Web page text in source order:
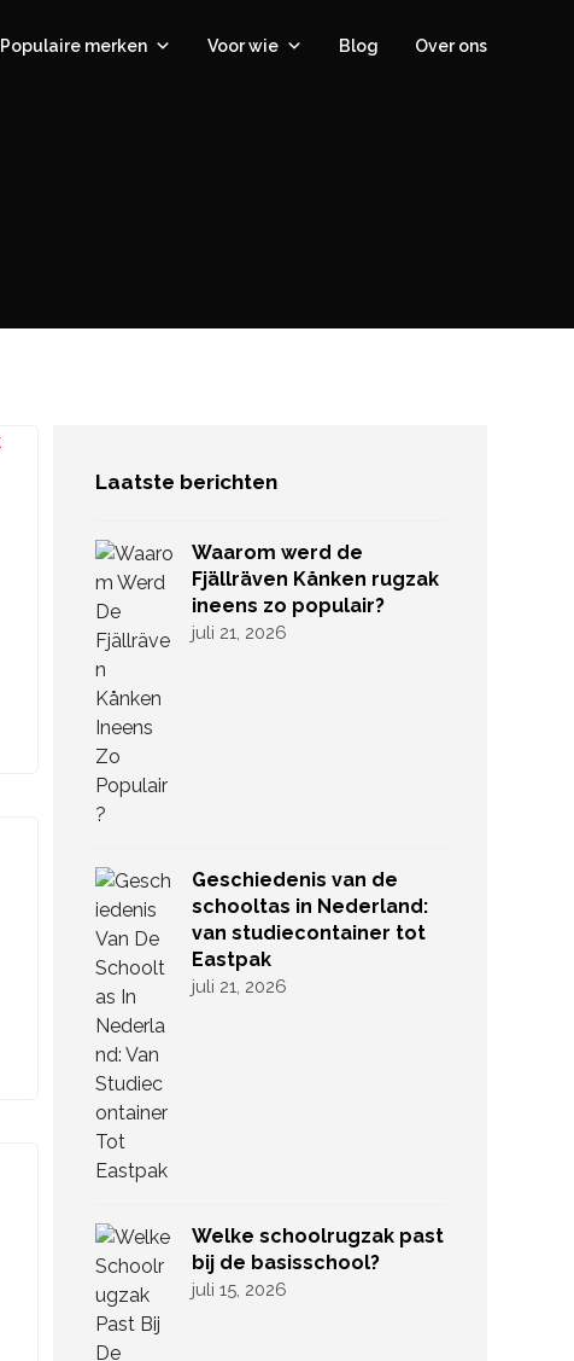
Populaire merken Voor wie Blog Over ons
Laatste berichten
Waarom werd de
Fjällräven Kånken rugzak
ineens zo populair?
juli 21, 2026
Geschiedenis van de
schooltas in Nederland:
van studiecontainer tot
Eastpak
juli 21, 2026
Welke schoolrugzak past
bij de basisschool?
juli 15, 2026